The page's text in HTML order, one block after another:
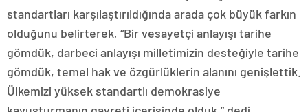
standartları karşılaştırıldığında arada çok büyük farkın
olduğunu belirterek, “Bir vesayetçi anlayışı tarihe
gömdük, darbeci anlayışı milletimizin desteğiyle tarihe
gömdük, temel hak ve özgürlüklerin alanını genişlettik.
Ülkemizi yüksek standartlı demokrasiye